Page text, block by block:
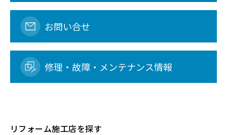
お問い合せ
修理・故障・メンテナンス情報
リフォーム施工店を探す